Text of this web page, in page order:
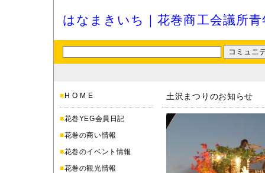
はなまきいち｜花巻商工会議所
■ H O M E
■花巻YEG会員日記
■花巻の商い情報
■花巻のイベント情報
■花巻の観光情報
土沢まつりのお知らせ